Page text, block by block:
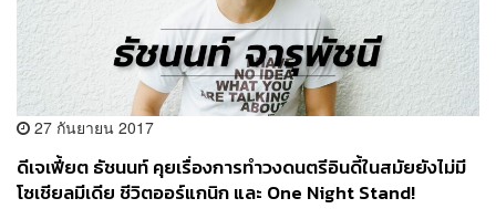
27 กันยายน 2017
ดีเจเฟี้ยต ธัชนนท์ คุยเรื่องการทำวงดนตรีอินดี้ในสมัยยังไม่มี
โซเชียลมีเดีย ชีวิตออร์แกนิก และ One Night Stand!